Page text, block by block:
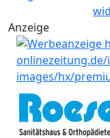
Anzeige